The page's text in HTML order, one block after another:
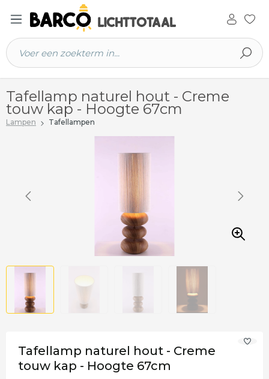
hoofdinhoud
Tafellamp naturel hout - Creme
touw kap - Hoogte 67cm
Lampen Tafellampen
Tafellamp naturel hout - Creme
touw kap - Hoogte 67cm